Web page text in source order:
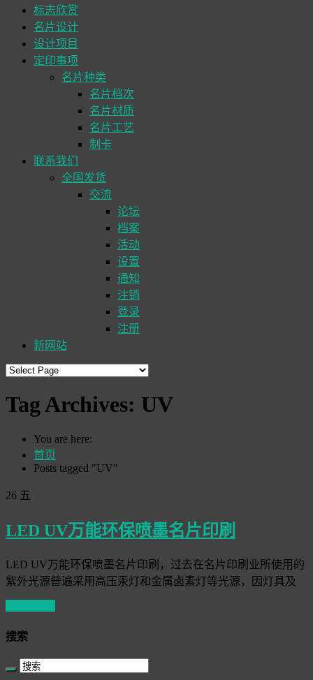
标志欣赏
名片设计
设计项目
定印事项
名片种类
名片档次
名片材质
名片工艺
制卡
联系我们
全国发货
交流
论坛
档案
活动
设置
通知
注销
登录
注册
新网站
Tag Archives: UV
You are here:
首页
Posts tagged "UV"
26 五
LED UV万能环保喷墨名片印刷
LED UV万能环保喷墨名片印刷，过去在名片印刷业所使用的
紫外光源普遍采用高压汞灯和金属卤素灯等光源，因灯具及
搜索